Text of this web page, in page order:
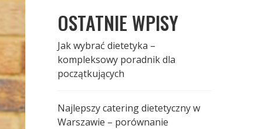
OSTATNIE WPISY
Jak wybrać dietetyka –
kompleksowy poradnik dla
początkujących
Najlepszy catering dietetyczny w
Warszawie – porównanie